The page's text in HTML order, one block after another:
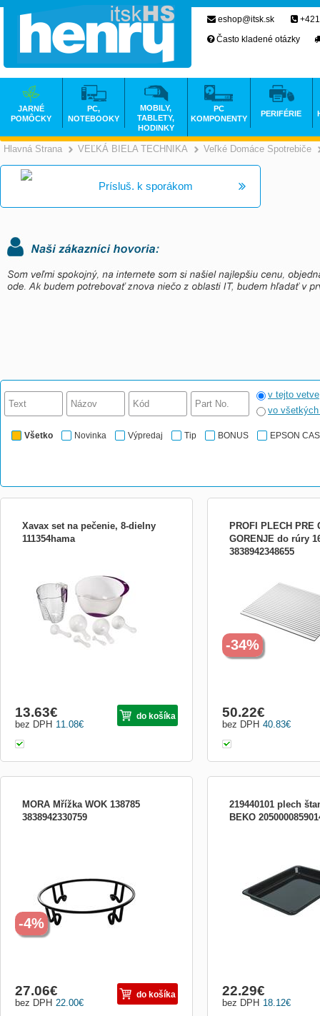
Hlavná Strana >
VEĽKÁ BIELA TECHNIKA >
Veľké Domáce Spotrebiče
Prísluš. k sporákom
v tejto vetve
vo
Všetko Novinka Výpredaj Tip BONUS EPSON
Xavax set na pečenie, 8-dielny
111354hama
spodnej strane misky pre stabilitu na
pracovnej ploche - odmerka s gumenou
rukoväťou pre bezpečné a pohodlné
držanie - keď set nepoužívate, môžete ho
jednoducho a úsporne uložiť
11.08€
bez DPH
13.63€ do košíka
PROFI PLECH PRE
GORENJE do rúry
3838942348655
ktorým budete môcť
rodinu. Grilovacia platňa
prípravu jedál v sporáku
jej nepriľnavému po
40.83€
bez DPH
50.22€
-34%
MORA Mřížka WOK 138785
3838942330759
22.00€
bez DPH
27.06€ do košíka
-4%
219440101 plech
BEKO
18.12€
bez DPH
22.29€
eshop@itsk.sk
Často kladené otázky
JARNÉ
POMÔCKY
PC,
NOTEBOOKY
MOBILY,
TABLETY,
HODINKY
PC
KOMPONENTY
PERIFÉRIE